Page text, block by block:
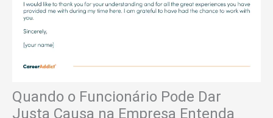
Quando o Funcionário Pode Dar
Justa Causa na Empresa Entenda